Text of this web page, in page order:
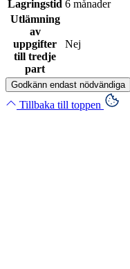
Lagringstid 6 månader
Utlämning
av
uppgifter
till tredje
part
Nej
Godkänn endast nödvändiga
Tillbaka till toppen